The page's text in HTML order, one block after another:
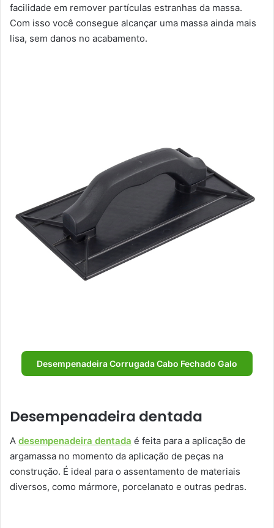
facilidade em remover partículas estranhas da massa.
Com isso você consegue alcançar uma massa ainda mais
lisa, sem danos no acabamento.
Desempenadeira Corrugada Cabo Fechado Galo
Desempenadeira dentada
A desempenadeira dentada é feita para a aplicação de
argamassa no momento da aplicação de peças na
construção. É ideal para o assentamento de materiais
diversos, como mármore, porcelanato e outras pedras.